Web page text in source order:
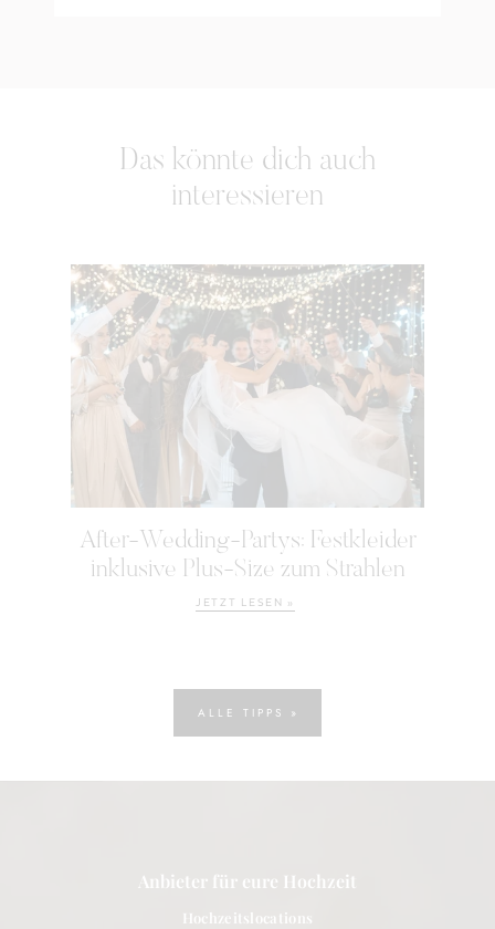
Das könnte dich auch
interessieren
After-Wedding-Partys: Festkleider
inklusive Plus-Size zum Strahlen
JETZT LESEN »
ALLE TIPPS »
Anbieter für eure Hochzeit
Hochzeitslocations